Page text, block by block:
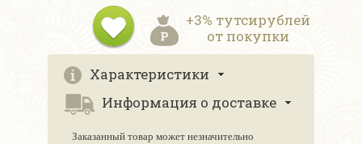
+3% тутсирублей
от покупки
Характеристики
Информация о доставке
Заказанный товар может незначительно